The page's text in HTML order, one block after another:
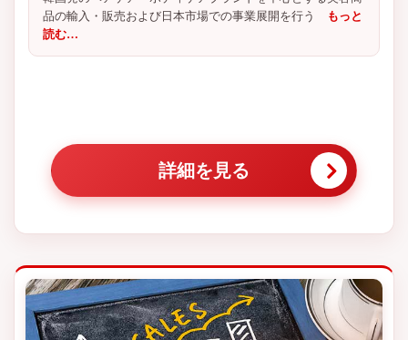
品の輸入・販売および日本市場での事業展開を行う
もっと
読む…
詳細を見る